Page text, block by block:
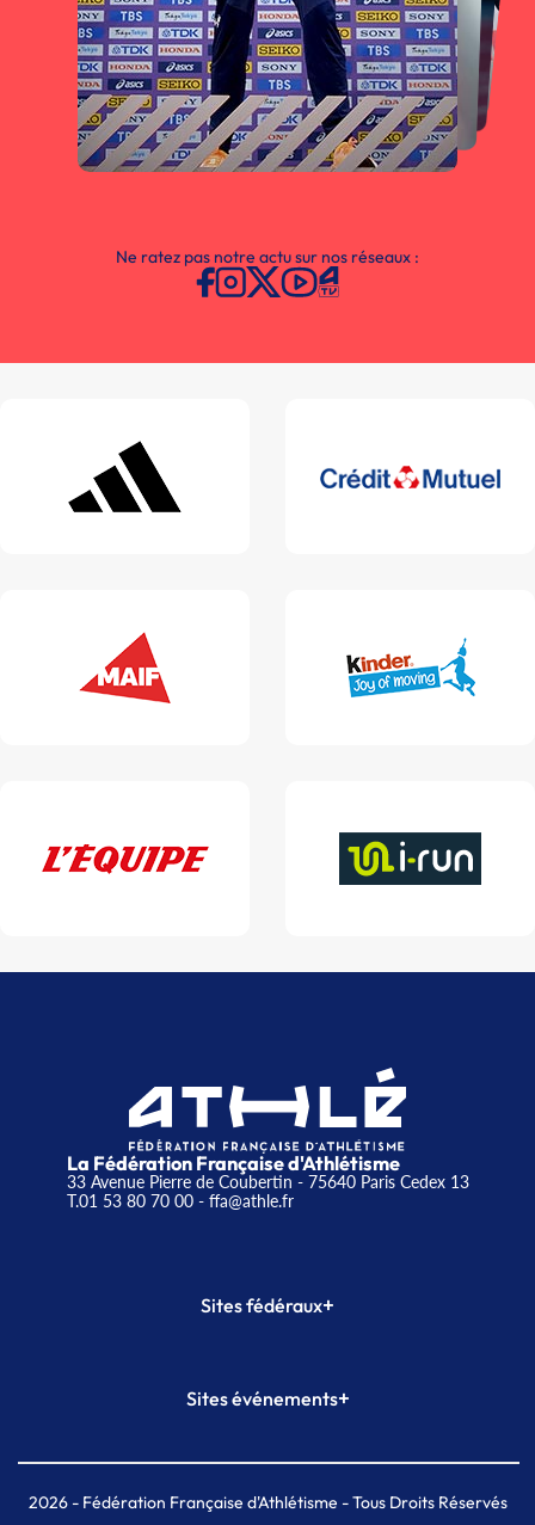
Ne ratez pas notre actu sur nos réseaux :
La Fédération Française d'Athlétisme
33 Avenue Pierre de Coubertin - 75640 Paris Cedex 13
T.01 53 80 70 00- ffa@athle.fr
Sites fédéraux+
Plateforme Formation
Sites événements+
Meeting de Paris indoor
MAIF Ekiden de Paris
2026- Fédération Française d'Athlétisme - Tous Droits Réservés